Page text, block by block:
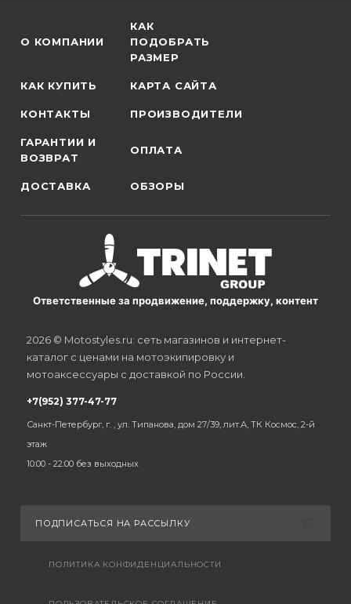
О КОМПАНИИ
КАК
ПОДОБРАТЬ
РАЗМЕР
КАК КУПИТЬ КАРТА САЙТА
КОНТАКТЫ ПРОИЗВОДИТЕЛИ
ГАРАНТИИ И
ВОЗВРАТ
ОПЛАТА
ДОСТАВКА ОБЗОРЫ
Ответственные за продвижение, поддержку, контент
2026 © Motostyles.ru: сеть магазинов и интернет-
каталог с ценами на мотоэкипировку и
мотоаксессуары с доставкой по России.
+7(952) 377-47-77
Санкт-Петербург, г. , ул. Типанова, дом 27/39, лит.А, ТК Космос, 2-й
этаж
10:00 - 22:00 без выходных
ПОДПИСАТЬСЯ НА РАССЫЛКУ
ПОЛИТИКА КОНФИДЕНЦИАЛЬНОСТИ